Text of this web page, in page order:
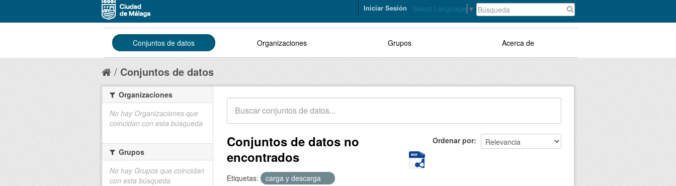
Select Language ▼
Iniciar Sesión
Conjuntos de datos Organizaciones Grupos Acerca de
Conjuntos de datos
Ordenar por
Conjuntos de datos no
encontrados
Etiquetas: carga y descarga
Organizaciones
No hay Organizaciones que
coincidan con esta búsqueda
Grupos
No hay Grupos que coincidan
con esta búsqueda